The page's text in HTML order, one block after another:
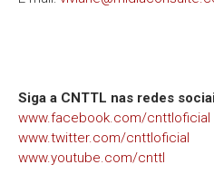
Siga a CNTTL nas redes
www.facebook.com/cnttloficial
www.twitter.com/cnttloficial
www.youtube.com/cnttl